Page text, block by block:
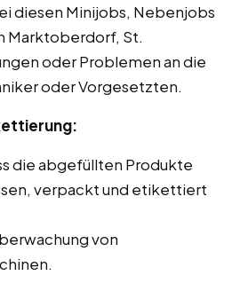
diesen Minijobs, Nebenjobs
Marktoberdorf, St.
oder Problemen an die
oder Vorgesetzten.
die abgefüllten Produkte
verpackt und etikettiert
von